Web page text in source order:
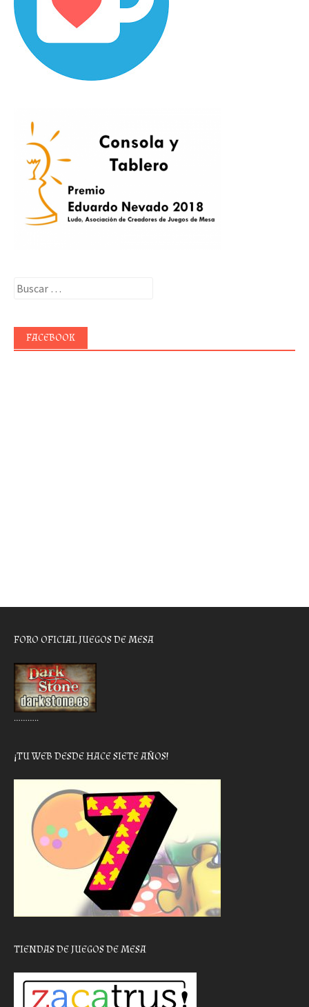
Buscar:
FACEBOOK
FORO OFICIAL JUEGOS DE MESA
………..
¡TU WEB DESDE HACE SIETE AÑOS!
TIENDAS DE JUEGOS DE MESA